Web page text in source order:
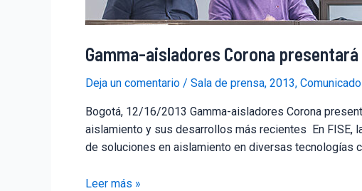
Gamma-aisladores Corona
Deja un comentario / Sala de prensa, 2013,
Bogotá, 12/16/2013 Gamma-aisladores Corona
aislamiento y sus desarrollos más recientes En FISE,
de soluciones en aislamiento en diversas tecnologías
Leer más »